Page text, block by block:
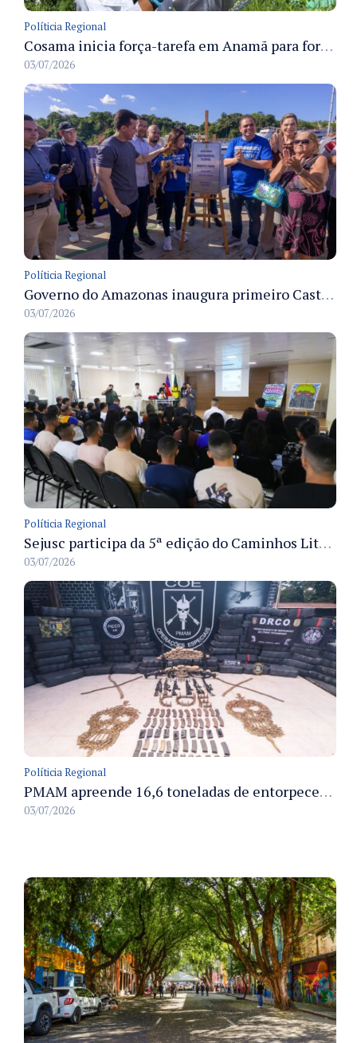
Políticia Regional
Cosama inicia força-tarefa em Anamã para fortalecer abastecimento de água e segurança hídrica da população
03/07/2026
Políticia Regional
Governo do Amazonas inaugura primeiro Castramóvel Fluvial para atendimento veterinário às comunidades ribeirinhas e castração gratuita
03/07/2026
Políticia Regional
Sejusc participa da 5ª edição do Caminhos Literários com foco na cultura hip-hop nas unidades socioeducativas
03/07/2026
Políticia Regional
PMAM apreende 16,6 toneladas de entorpecentes e registra aumento nas prisões em flagrante e nas capturas de foragidos no primeiro semestre de 2026
03/07/2026